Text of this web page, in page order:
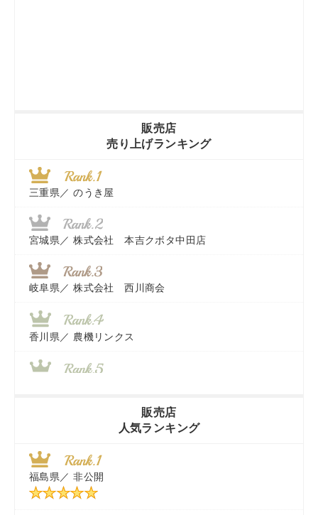
販売店
売り上げランキング
三重県／ のうき屋
宮城県／ 株式会社 本吉クボタ中田店
岐阜県／ 株式会社 西川商会
香川県／ 農機リンクス
近江商事合同会社：「茨城中古農建機販売」
千葉県／ 株式会社テクノ・タカ
販売店
人気ランキング
福島県／ 非公開